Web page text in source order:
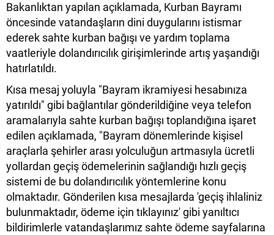
Bakanlıktan yapılan açıklamada, Kurban Bayramı
öncesinde vatandaşların dini duygularını istismar
ederek sahte kurban bağışı ve yardım toplama
vaatleriyle dolandırıcılık girişimlerinde artış yaşandığı
hatırlatıldı.
Kısa mesaj yoluyla "Bayram ikramiyesi hesabınıza
yatırıldı" gibi bağlantılar gönderildiğine veya telefon
aramalarıyla sahte kurban bağışı toplandığına işaret
edilen açıklamada, "Bayram dönemlerinde kişisel
araçlarla şehirler arası yolculuğun artmasıyla ücretli
yollardan geçiş ödemelerinin sağlandığı hızlı geçiş
sistemi de bu dolandırıcılık yöntemlerine konu
olmaktadır. Gönderilen kısa mesajlarda 'geçiş ihlaliniz
bulunmaktadır, ödeme için tıklayınız' gibi yanıltıcı
bildirimlerle vatandaşlarımız sahte ödeme sayfalarına